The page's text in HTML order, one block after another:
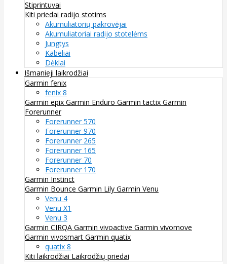
Stiprintuvai
Kiti priedai radijo stotims
Akumuliatorių pakrovėjai
Akumuliatoriai radijo stotelėms
Jungtys
Kabeliai
Dėklai
Išmanieji laikrodžiai
Garmin fenix
fenix 8
Garmin epix Garmin Enduro Garmin tactix Garmin
Forerunner
Forerunner 570
Forerunner 970
Forerunner 265
Forerunner 165
Forerunner 70
Forerunner 170
Garmin Instinct
Garmin Bounce Garmin Lily Garmin Venu
Venu 4
Venu X1
Venu 3
Garmin CIRQA Garmin vivoactive Garmin vivomove
Garmin vivosmart Garmin quatix
quatix 8
Kiti laikrodžiai Laikrodžių priedai